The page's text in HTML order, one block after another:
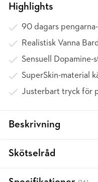
Highlights
90 dagars
Realistisk Vanna
Sensuell Dopamine-
SuperSkin-material
Justerbart tryck för
Beskrivning
Skötselråd